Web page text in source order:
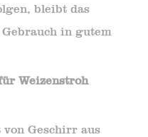
bleibt das
in gutem
Weizenstroh
Geschirr aus